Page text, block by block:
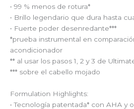
• 99 % menos de rotura*
• Brillo legendario que dura hasta
• Fuerte poder desenredante***
*prueba instrumental en
acondicionador
** al usar los pasos 1, 2 y 3 de
*** sobre el cabello mojado
Formulation Highlights:
• Tecnología patentada* con AHA y